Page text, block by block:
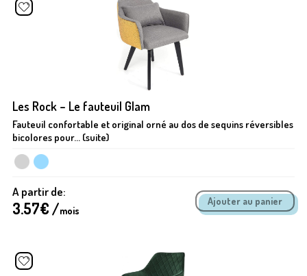
Les Rock – Le fauteuil Glam
Fauteuil confortable et original orné au dos de sequins réversibles
bicolores pour... (suite)
A partir de:
3.57€ /mois